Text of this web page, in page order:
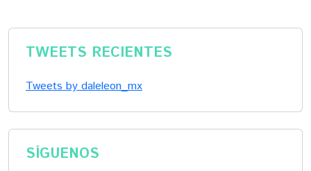
TWEETS RECIENTES
Tweets by daleleon_mx
SÍGUENOS